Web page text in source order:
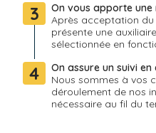
3
On vous apporte
Après acceptation
présente une
sélectionnée en
4
On assure un suivi en
Nous sommes à vos
déroulement de nos
nécessaire au fil du